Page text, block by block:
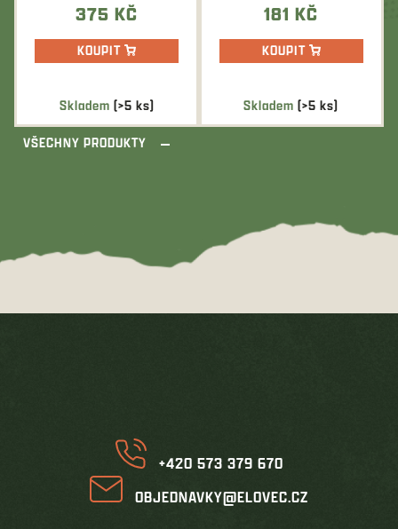
Skladem (>5 ks)
375 KČ
KOUPIT
Skladem(>5 ks)
181 KČ
KOUPIT
VŠECHNY PRODUKTY
+420 573 379 670
OBJEDNAVKY@ELOVEC.CZ